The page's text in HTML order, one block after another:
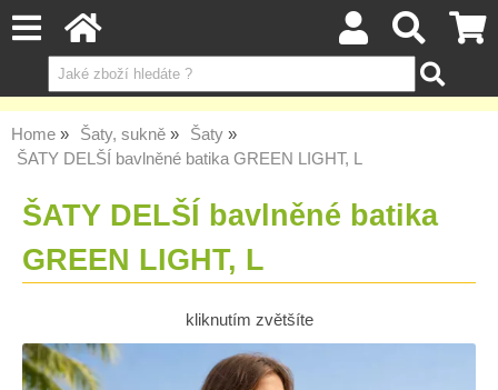
Home Šaty, sukně
Šaty
ŠATY DELŠÍ bavlněné batika GREEN LIGHT, L
ŠATY DELŠÍ bavlněné batika
GREEN LIGHT, L
kliknutím zvětšíte